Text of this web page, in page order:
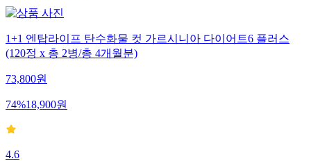
1+1 엔탑라이프 탄수화물 컷 가르시니아 다이어트6 플러스
(120정 x 총 2병/총 4개월분)
73,800원
74%18,900원
4.6